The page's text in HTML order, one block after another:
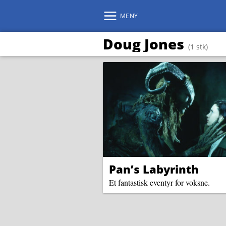
MENY
Doug Jones (1 stk)
Pan’s Labyrinth
Et fantastisk eventyr for voksne.